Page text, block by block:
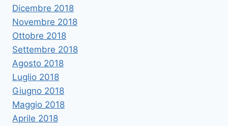
Dicembre 2018
Novembre 2018
Ottobre 2018
Settembre 2018
Agosto 2018
Luglio 2018
Giugno 2018
Maggio 2018
Aprile 2018